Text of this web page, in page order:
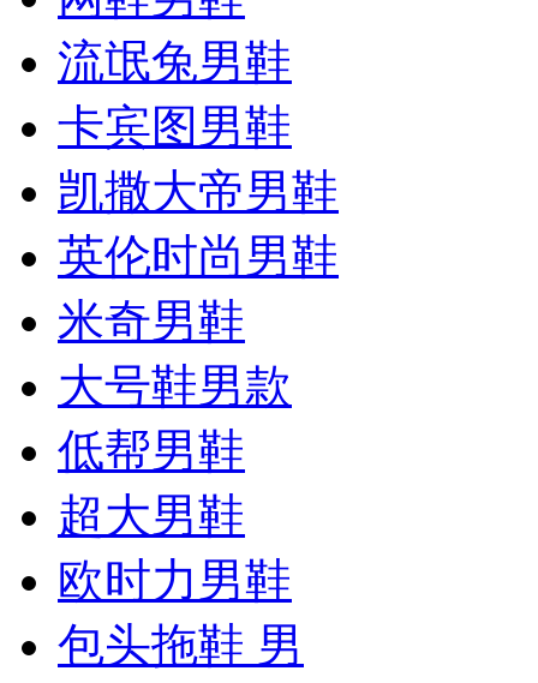
流氓兔男鞋
卡宾图男鞋
凯撒大帝男鞋
英伦时尚男鞋
米奇男鞋
大号鞋男款
低帮男鞋
超大男鞋
欧时力男鞋
包头拖鞋 男